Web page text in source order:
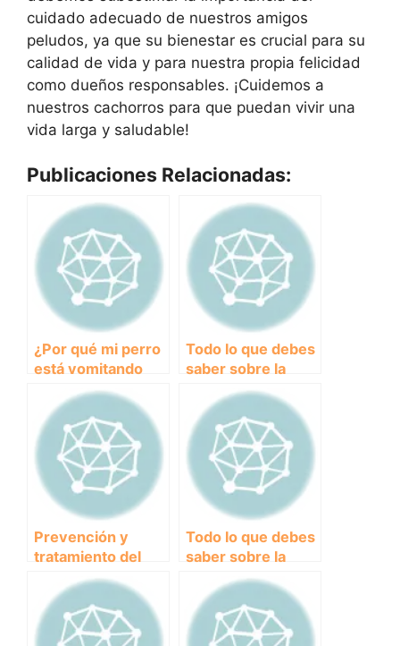
cuidado adecuado de nuestros amigos
peludos, ya que su bienestar es crucial para su
calidad de vida y para nuestra propia felicidad
como dueños responsables. ¡Cuidemos a
nuestros cachorros para que puedan vivir una
vida larga y saludable!
Publicaciones Relacionadas:
¿Por qué mi perro
está vomitando
líquido blanco y
qué debo hacer al
respecto?
Todo lo que debes
saber sobre la
anemia en perros:
causas, síntomas y
tratamiento
Prevención y
tratamiento del
envenenamiento
en perros: todo lo
que necesitas
saber
Todo lo que debes
saber sobre la
vacuna para la tos
de las perreras:
precio y
recomendaciones